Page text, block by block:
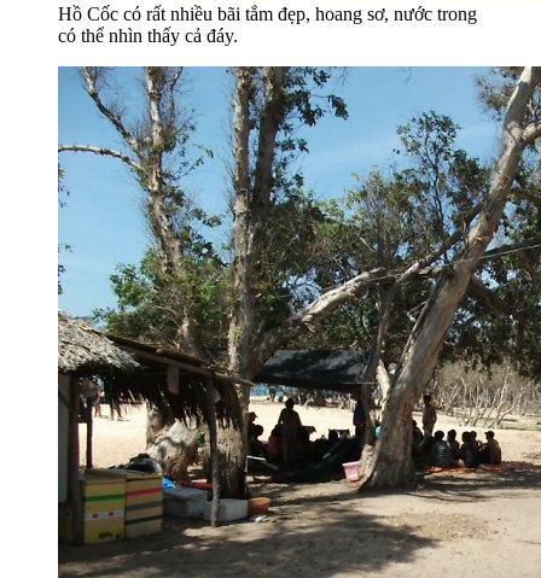
Hồ Cốc có rất nhiều bãi tắm đẹp, hoang sơ, nước trong
có thể nhìn thấy cả đáy.